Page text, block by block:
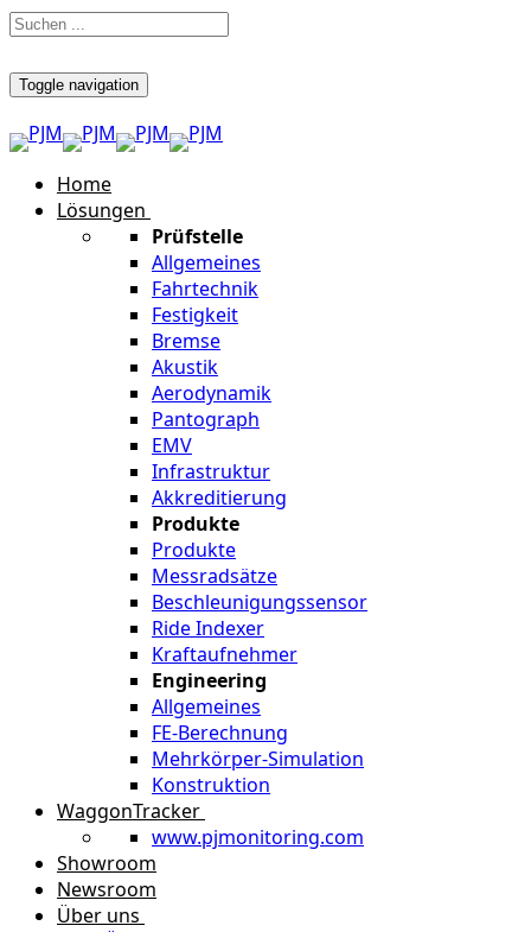
Toggle navigation
Home
Lösungen
Prüfstelle
Allgemeines
Fahrtechnik
Festigkeit
Bremse
Akustik
Aerodynamik
Pantograph
EMV
Infrastruktur
Akkreditierung
Produkte
Produkte
Messradsätze
Beschleunigungssensor
Ride Indexer
Kraftaufnehmer
Engineering
Allgemeines
FE-Berechnung
Mehrkörper-Simulation
Konstruktion
WaggonTracker
www.pjmonitoring.com
Showroom
Newsroom
Über uns